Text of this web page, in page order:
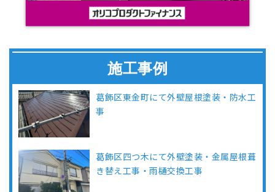
施工事例
葛飾区東金町にて外壁屋根塗装・防水工
事
葛飾区四つ木にて外壁塗装・金属屋根葺
き替え工事・雨樋交換工事